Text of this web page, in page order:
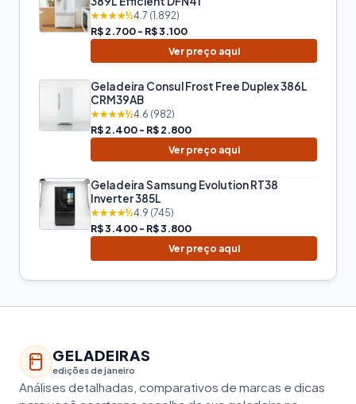
★★★★½4.7 (1.892)
R$ 2.700 - R$ 3.100
Ver preço aqui
Geladeira Consul Frost Free Duplex 386L
CRM39AB
★★★★½4.6 (982)
R$ 2.400 - R$ 2.800
Ver preço aqui
Geladeira Samsung Evolution RT38
Inverter 385L
★★★★½4.9 (745)
R$ 3.400 - R$ 3.800
Ver preço aqui
GELADEIRAS
edições de janeiro
Análises detalhadas, comparativos de marcas e dicas